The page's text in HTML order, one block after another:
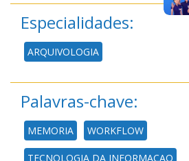
Especialidades:
ARQUIVOLOGIA
Palavras-chave:
MEMORIA WORKFLOW
TECNOLOGIA DA INFORMACAO